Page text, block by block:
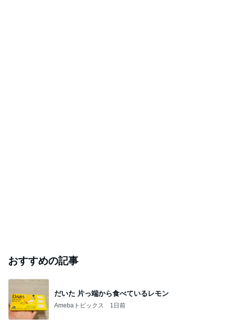
おすすめの記事
だいた 片っ端から食べているレモン
Amebaトピックス 1日前